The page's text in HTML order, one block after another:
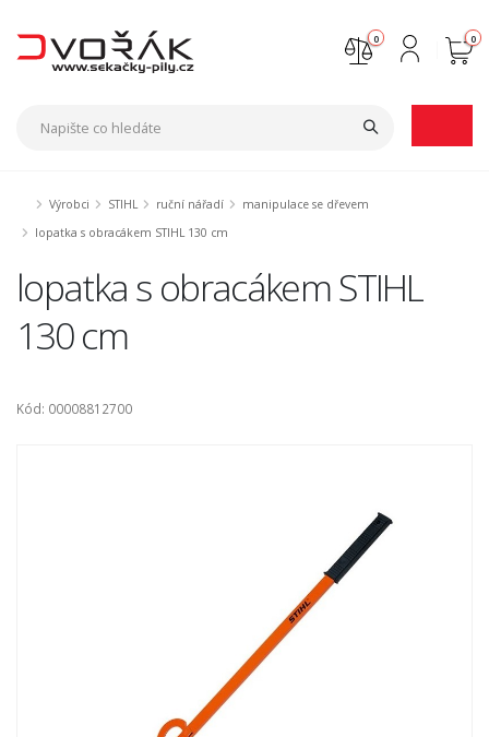
0
0
Výrobci STIHL ruční nářadí
manipulace se dřevem
lopatka s obracákem STIHL 130 cm
lopatka s obracákem STIHL
130 cm
Kód: 00008812700